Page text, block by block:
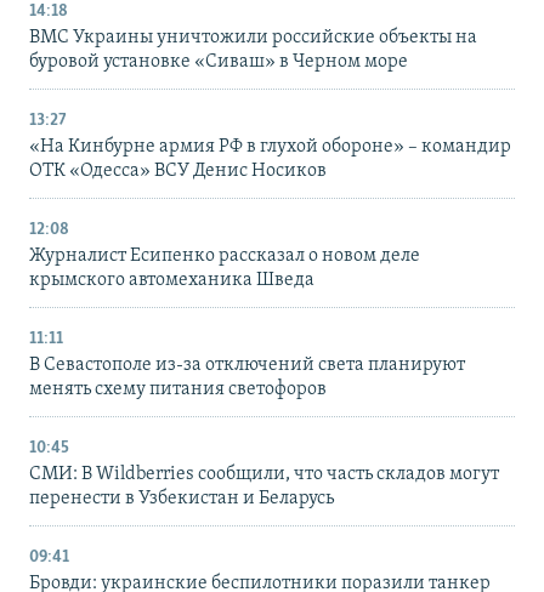
14:18
ВМС Украины уничтожили российские объекты на
буровой установке «Сиваш» в Черном море
13:27
«На Кинбурне армия РФ в глухой обороне» – командир
ОТК «Одесса» ВСУ Денис Носиков
12:08
Журналист Есипенко рассказал о новом деле
крымского автомеханика Шведа
11:11
В Севастополе из-за отключений света планируют
менять схему питания светофоров
10:45
СМИ: В Wildberries сообщили, что часть складов могут
перенести в Узбекистан и Беларусь
09:41
Бровди: украинские беспилотники поразили танкер